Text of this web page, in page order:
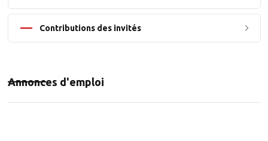
Contributions des invités
Annonces d'emploi